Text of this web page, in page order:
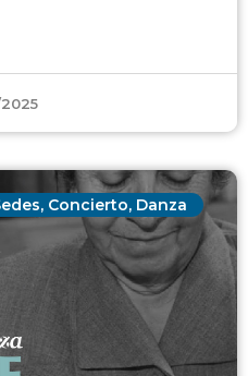
, Concierto, Danza